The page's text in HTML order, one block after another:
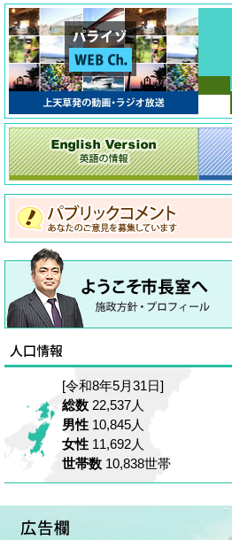
[令和8年5月31日]
総数 22,537人
男性 10,845人
女性 11,692人
世帯数 10,838世帯